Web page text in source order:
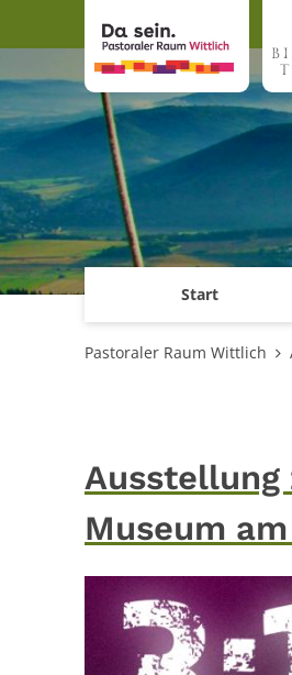
Start
Pastoraler Raum Wittlich
Ausstellung
Museum